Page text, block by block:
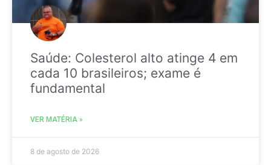
Saúde: Colesterol alto atinge 4 em
cada 10 brasileiros; exame é
fundamental
VER MATÉRIA »
8 de agosto de 2026